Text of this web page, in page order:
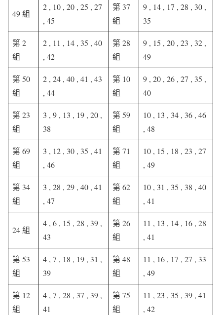
49 組
2 , 10 , 20 , 25 , 27
, 45
第 37
組
9 , 14 , 17 , 28 , 30 ,
35
第 2
組
2 , 11 , 14 , 35 , 40
, 42
第 28
組
9 , 15 , 20 , 23 , 32 ,
49
第 50
組
2 , 24 , 40 , 41 , 43
, 44
第 10
組
9 , 20 , 26 , 27 , 35 ,
40
第 23
組
3 , 9 , 13 , 19 , 20 ,
38
第 59
組
10 , 13 , 34 , 36 , 46
, 48
第 69
組
3 , 12 , 30 , 35 , 41
, 46
第 71
組
10 , 15 , 18 , 23 , 27
, 49
第 34
組
3 , 28 , 29 , 40 , 41
, 47
第 62
組
10 , 31 , 35 , 38 , 40
, 41
24 組
4 , 6 , 15 , 28 , 39 ,
43
第 26
組
11 , 13 , 14 , 16 , 28
, 41
第 53
組
4 , 7 , 18 , 19 , 31 ,
39
第 48
組
11 , 16 , 17 , 27 , 33
, 49
第 12
組
4 , 7 , 28 , 37 , 39 ,
41
第 75
組
11 , 23 , 35 , 39 , 41
, 42